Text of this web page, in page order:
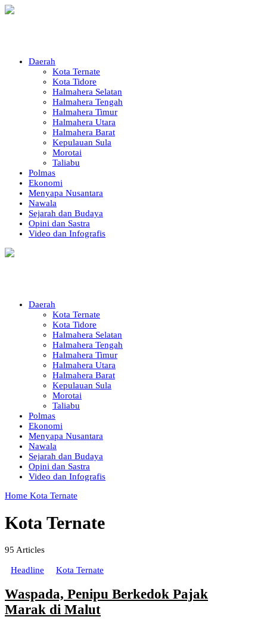
Daerah
Kota Ternate
Kota Tidore
Halmahera Selatan
Halmahera Tengah
Halmahera Timur
Halmahera Utara
Halmahera Barat
Kepulauan Sula
Morotai
Taliabu
Polmas
Ekonomi
Menyapa Nusantara
Nawala
Sejarah dan Budaya
Opini dan Sastra
Video dan Infografis
Daerah
Kota Ternate
Kota Tidore
Halmahera Selatan
Halmahera Tengah
Halmahera Timur
Halmahera Utara
Halmahera Barat
Kepulauan Sula
Morotai
Taliabu
Polmas
Ekonomi
Menyapa Nusantara
Nawala
Sejarah dan Budaya
Opini dan Sastra
Video dan Infografis
Home Kota Ternate
Kota Ternate
95 Articles
Headline Kota Ternate
Waspada, Penipu Berkedok Pajak
Marak di Malut